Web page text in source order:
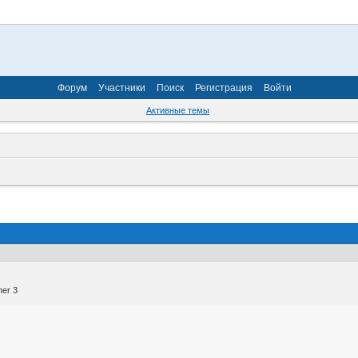
Форум Участники Поиск Регистрация Войти
Активные темы
3